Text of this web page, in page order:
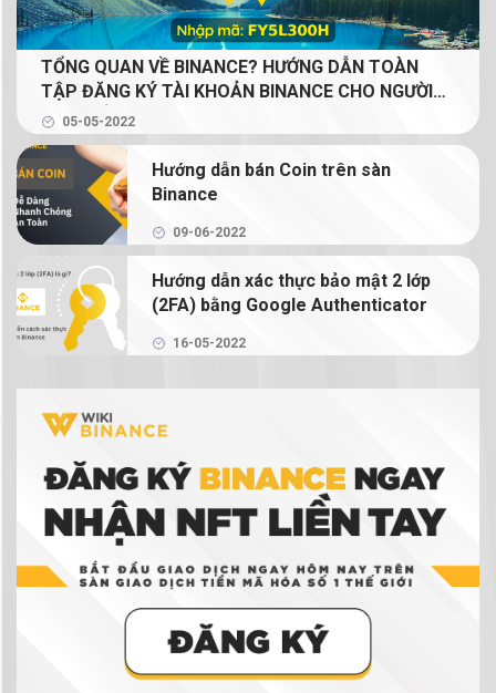
với Binance P2P
Mua bán coin trên Binance với 2 lệnh cơ bản: lệnh
Limit và lệnh Market
Binance Earn là gì? Tạo thu nhập thụ động từ
crypto với Binance Earn
Margin Binance là gì? Hướng dẫn sử dụng Margin
trên Binance
Hướng dẫn chi tiết cách giao dịch Binance
Futures
NFT là gì? Hướng dẫn mua bán và tạo NFT trên
Binance
Ví tiền điện tử là gì? Có thực sự cần ví tiền điện
tử để giao dịch tiền điện tử không?
TỔNG QUAN VỀ BINANCE? HƯỚNG DẪN TOÀN
TẬP ĐĂNG KÝ TÀI KHOẢN BINANCE CHO NGƯỜI
MỚI (GIẢM 20% PHÍ GIAO DỊCH TRỌN ĐỜI CHO
NGƯỜI ĐỌC)
05-05-2022
Hướng dẫn bán Coin trên sàn
Binance
09-06-2022
Hướng dẫn xác thực bảo mật 2 lớp
(2FA) bằng Google Authenticator
16-05-2022